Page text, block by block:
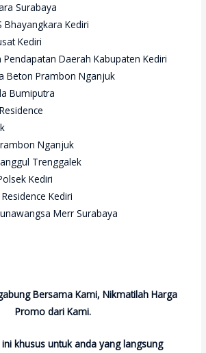
Surabaya
Bhayangkara Kediri
Kediri
Pendapatan Daerah Kabupaten Kediri
Beton Prambon Nganjuk
Bumiputra
Nganjuk
Trenggalek
Kediri
Kediri
Merr Surabaya
Bersama Kami, Nikmatilah Harga
Promo dari Kami.
khusus untuk anda yang langsung